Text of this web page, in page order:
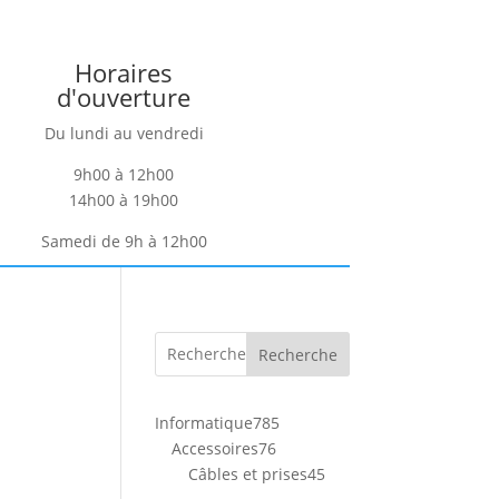
Horaires
d'ouverture
Du lundi au vendredi
9h00 à 12h00
14h00 à 19h00
Samedi de 9h à 12h00
Recherche
Informatique785
Accessoires7676
produits
Câbles et prises45